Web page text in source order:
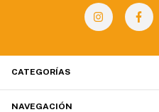
CATEGORÍAS
NAVEGACIÓN